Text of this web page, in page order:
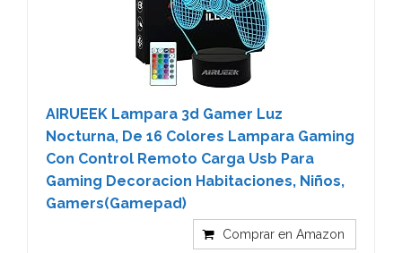
AIRUEEK Lampara 3d Gamer Luz
Nocturna, De 16 Colores Lampara Gaming
Con Control Remoto Carga Usb Para
Gaming Decoracion Habitaciones, Niños,
Gamers(Gamepad)
Comprar en Amazon